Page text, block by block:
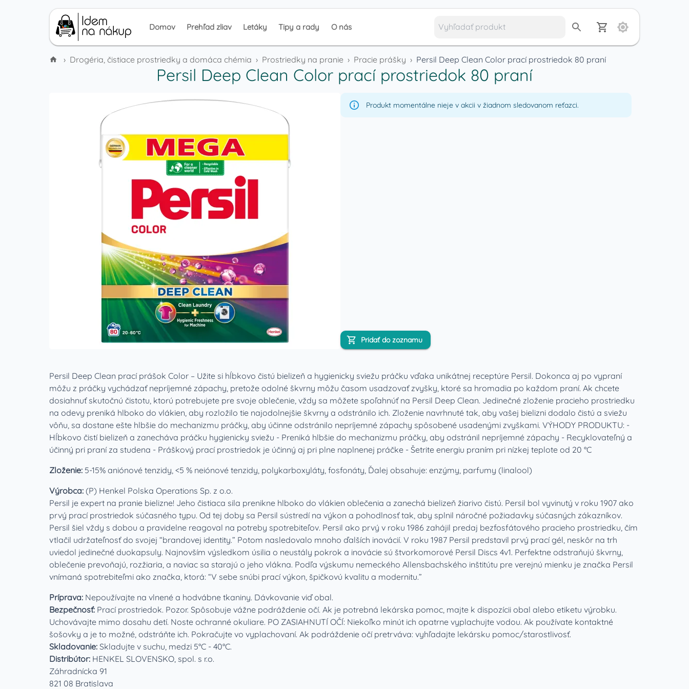
Domov Prehľad zliav Letáky Tipy a rady O nás
› Drogéria, čistiace prostriedky a domáca chémia › Prostriedky na pranie › Pracie prášky › Persil Deep Clean Color prací prostriedok 80 praní
Persil Deep Clean Color prací prostriedok 80 praní
Produkt momentálne nieje v akcii v žiadnom sledovanom reťazci.
Pridať do zoznamu
Persil Deep Clean prací prášok Color – Užite si hĺbkovo čistú bielizeň a hygienicky sviežu práčku vďaka unikátnej receptúre Persil. Dokonca aj po vypraní
môžu z práčky vychádzať nepríjemné zápachy, pretože odolné škvrny môžu časom usadzovať zvyšky, ktoré sa hromadia po každom praní. Ak chcete
dosiahnuť skutočnú čistotu, ktorú potrebujete pre svoje oblečenie, vždy sa môžete spoľahnúť na Persil Deep Clean. Jedinečné zloženie pracieho prostriedku
na odevy preniká hlboko do vlákien, aby rozložilo tie najodolnejšie škvrny a odstránilo ich. Zloženie navrhnuté tak, aby vašej bielizni dodalo čistú a sviežu
vôňu, sa dostane ešte hlbšie do mechanizmu práčky, aby účinne odstránilo nepríjemné zápachy spôsobené usadenými zvyškami. VÝHODY PRODUKTU: -
Hĺbkovo čistí bielizeň a zanecháva práčku hygienicky sviežu - Preniká hlbšie do mechanizmu práčky, aby odstránil nepríjemné zápachy - Recyklovateľný a
účinný pri praní za studena - Práškový prací prostriedok je účinný aj pri plne naplnenej práčke - Šetrite energiu praním pri nízkej teplote od 20 °C
Zloženie: 5-15% aniónové tenzidy, <5 % neiónové tenzidy, polykarboxyláty, fosfonáty, Ďalej obsahuje: enzýmy, parfumy (linalool)
Výrobca: (P) Henkel Polska Operations Sp. z o.o.
Persil je expert na pranie bielizne! Jeho čistiaca sila prenikne hlboko do vlákien oblečenia a zanechá bielizeň žiarivo čistú. Persil bol vyvinutý v roku 1907 ako
prvý prací prostriedok súčasného typu. Od tej doby sa Persil sústredí na výkon a pohodlnosť tak, aby splnil náročné požiadavky súčasných zákazníkov.
Persil šiel vždy s dobou a pravidelne reagoval na potreby spotrebiteľov. Persil ako prvý v roku 1986 zahájil predaj bezfosfátového pracieho prostriedku, čím
vtlačil udržateľnosť do svojej “brandovej identity.” Potom nasledovalo mnoho ďalších inovácií. V roku 1987 Persil predstavil prvý prací gél, neskôr na trh
uviedol jedinečné duokapsuly. Najnovším výsledkom úsilia o neustály pokrok a inovácie sú štvorkomorové Persil Discs 4v1. Perfektne odstraňujú škvrny,
oblečenie prevoňajú, rozžiaria, a naviac sa starajú o jeho vlákna. Podľa výskumu nemeckého Allensbachského inštitútu pre verejnú mienku je značka Persil
vnímaná spotrebiteľmi ako značka, ktorá: “V sebe snúbi prací výkon, špičkovú kvalitu a modernitu.”
Príprava: Nepoužívajte na vlnené a hodvábne tkaniny. Dávkovanie viď obal.
Bezpečnosť: Prací prostriedok. Pozor. Spôsobuje vážne podráždenie očí. Ak je potrebná lekárska pomoc, majte k dispozícii obal alebo etiketu výrobku.
Uchovávajte mimo dosahu detí. Noste ochranné okuliare. PO ZASIAHNUTÍ OČÍ: Niekoľko minút ich opatrne vyplachujte vodou. Ak používate kontaktné
šošovky a je to možné, odstráňte ich. Pokračujte vo vyplachovaní. Ak podráždenie očí pretrváva: vyhľadajte lekársku pomoc/starostlivosť.
Skladovanie: Skladujte v suchu, medzi 5°C - 40°C.
Distribútor: HENKEL SLOVENSKO, spol. s r.o.
Záhradnícka 91
821 08 Bratislava